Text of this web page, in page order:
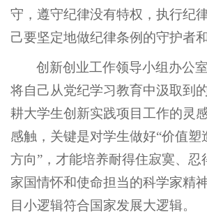
守，遵守纪律没有特权，执行纪
己要坚定地做纪律条例的守护者和
创新创业工作领导小组办公
将自己从党纪学习教育中汲取到
耕大学生创新实践项目工作的灵
感触，关键是对学生做好“价值塑
方向”，才能培养耐得住寂寞、忍
家国情怀和使命担当的科学家精
目小逻辑符合国家发展大逻辑。